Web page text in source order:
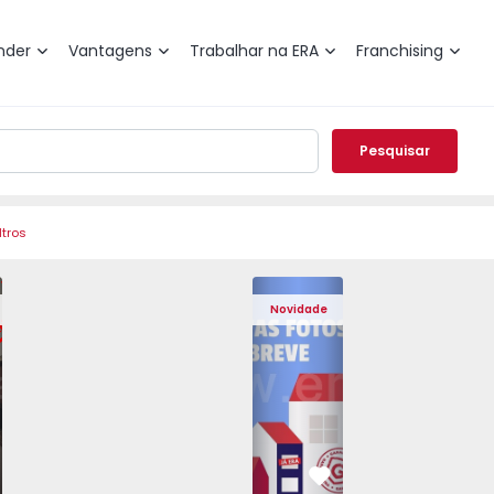
Vantagens Trabalhar na ERA Franchising
Pesquisar
Pedrouços - 1575536 - 7
T3 Maia, Pedrouços - 1575536 - 9
Apartamento T3 Maia, Pedrouços - 1575536 - 8
Apartamento T3 Maia, Pedrouços - 1575536 - 12
Apartamento T3 Maia, Pedrouços -
Apartamento T3 Maia,
Apartamento
Novidade
Apartamento T3 Porto,
Favorito